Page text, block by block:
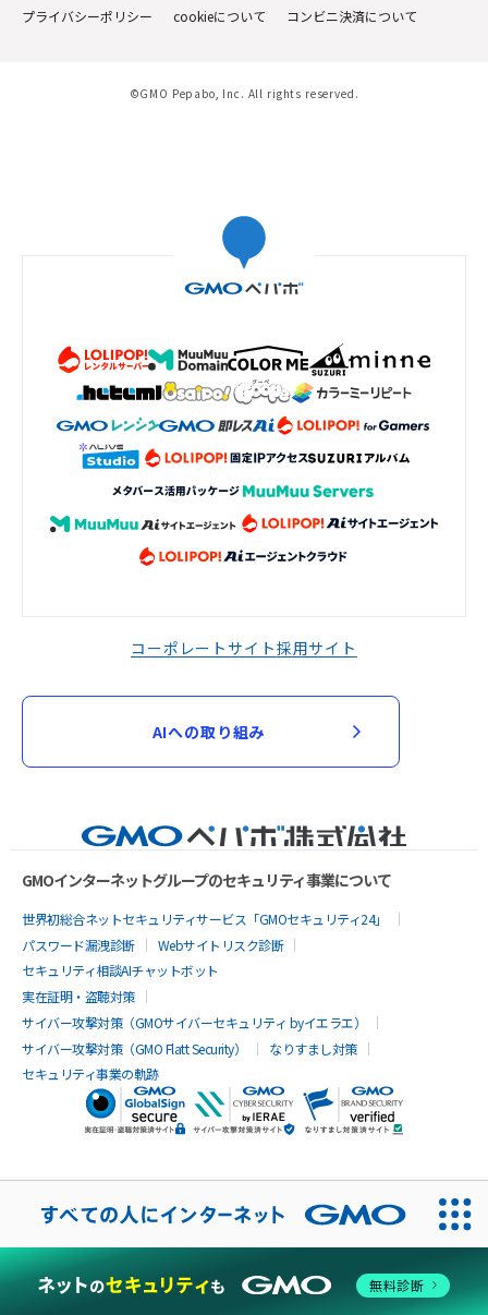
プライバシーポリシー
cookieについて コンビニ決済について
©GMO Pepabo, Inc. All rights reserved.
コーポレートサイト採用サイト
AIへの取り組み
GMOインターネットグループのセキュリティ事業について
世界初総合ネットセキュリティサービス「GMOセキュリティ24」
パスワード漏洩診断
Webサイトリスク診断
セキュリティ相談AIチャットボット
実在証明・盗聴対策
サイバー攻撃対策（GMOサイバーセキュリティ byイエラエ）
サイバー攻撃対策（GMO Flatt Security）
なりすまし対策
セキュリティ事業の軌跡
無料診断